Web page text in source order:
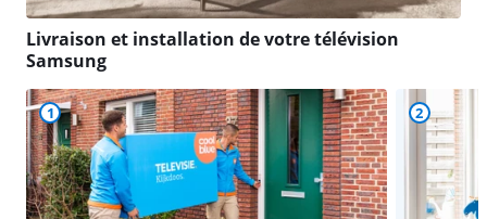
Livraison et installation de votre télévision
Samsung
1 2